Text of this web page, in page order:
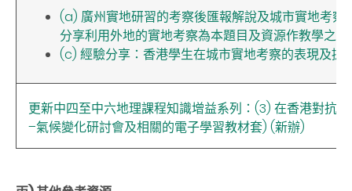
(a) 廣州實地研習的考察後匯報解說及城市實地考察
分享利用外地的實地考察為本題目及資源作教學之用
(c) 經驗分享：香港學生在城市實地考察的表現及提
更新中四至中六地理課程知識增益系列：(3) 在香港對抗
–氣候變化研討會及相關的電子學習教材套) (新辦)